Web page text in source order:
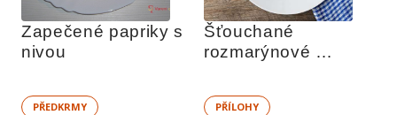
Zapečené papriky s
nivou
PŘEDKRMY
Šťouchané
rozmarýnové
PŘÍLOHY